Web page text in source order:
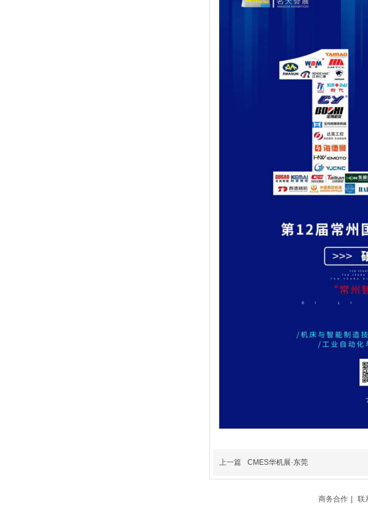
上一篇 CMES华机展·东莞
商务合作 联